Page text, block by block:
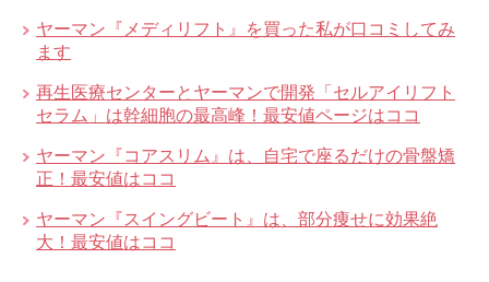
ヤーマン『メディリフト』を買った私が口コミしてみ
ます
再生医療センターとヤーマンで開発「セルアイリフト
セラム」は幹細胞の最高峰！最安値ページはココ
ヤーマン『コアスリム』は、自宅で座るだけの骨盤矯
正！最安値はココ
ヤーマン『スイングビート』は、部分痩せに効果絶
大！最安値はココ